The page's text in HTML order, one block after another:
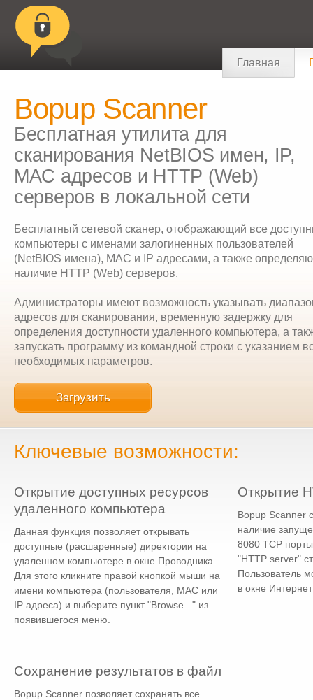
Главная
Bopup Scanner
Бесплатная утилита для
сканирования NetBIOS имен, IP,
MAC адресов и HTTP (Web)
серверов в локальной сети
Бесплатный сетевой сканер, отображающий все
компьютеры с именами залогиненных пользователей
(NetBIOS имена), MAC и IP адресами, а также
наличие HTTP (Web) серверов.
Администраторы имеют возможность указывать
адресов для сканирования, временную задержку для
определения доступности удаленного компьютера, а
запускать программу из командной строки с указанием
необходимых параметров.
Загрузить
Ключевые возможности:
Открытие доступных ресурсов
удаленного компьютера
Данная функция позволяет открывать
доступные (расшаренные) директории на
удаленном компьютере в окне Проводника.
Для этого кликните правой кнопкой мыши на
имени компьютера (пользователя, MAC или
IP адреса) и выберите пункт "Browse..." из
появившегося меню.
Открытие
Bopup Scanner
наличие
8080 TCP
"HTTP server"
Пользователь
в окне
Сохранение результатов в файл
Bopup Scanner позволяет сохранять все